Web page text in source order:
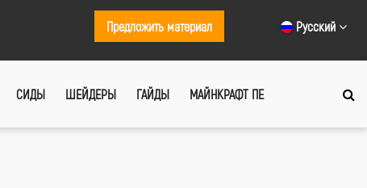
Русский
Предложить материал
СИДЫ ШЕЙДЕРЫ ГАЙДЫ МАЙНКРАФТ ПЕ